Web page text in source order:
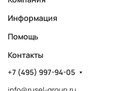
Информация
Помощь
Контакты
+7 (495) 997-94-05